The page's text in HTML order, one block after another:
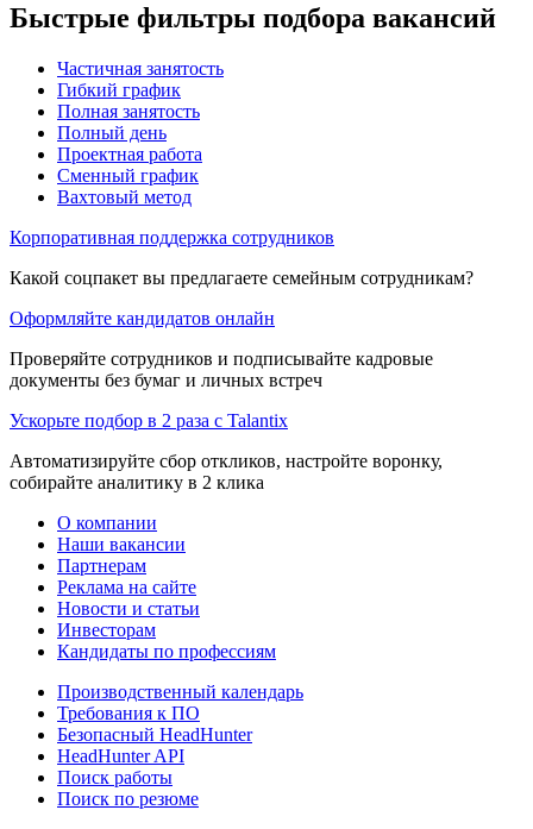
Быстрые фильтры подбора вакансий
Частичная занятость
Гибкий график
Полная занятость
Полный день
Проектная работа
Сменный график
Вахтовый метод
Корпоративная поддержка сотрудников
Какой соцпакет вы предлагаете семейным сотрудникам?
Оформляйте кандидатов онлайн
Проверяйте сотрудников и подписывайте кадровые
документы без бумаг и личных встреч
Ускорьте подбор в 2 раза с Talantix
Автоматизируйте сбор откликов, настройте воронку,
собирайте аналитику в 2 клика
О компании
Наши вакансии
Партнерам
Реклама на сайте
Новости и статьи
Инвесторам
Кандидаты по профессиям
Производственный календарь
Требования к ПО
Безопасный HeadHunter
HeadHunter API
Поиск работы
Поиск по резюме